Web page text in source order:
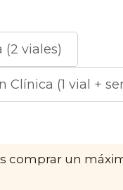
(2 viales)
Clínica (1 vial +
comprar un